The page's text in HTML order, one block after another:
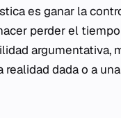
es ganar la
perder el
argumentativa,
realidad dada o a